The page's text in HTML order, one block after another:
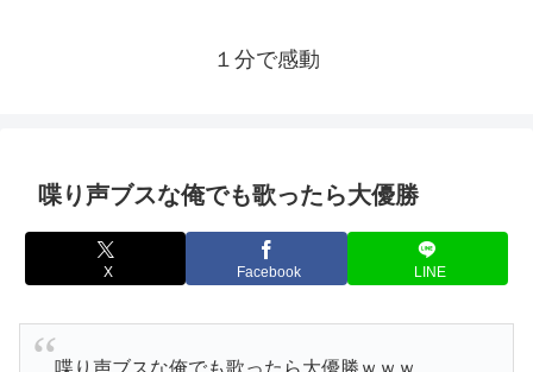
１分で感動
喋り声ブスな俺でも歌ったら大優勝
X Facebook LINE
喋り声ブスな俺でも歌ったら大優勝ｗｗｗ